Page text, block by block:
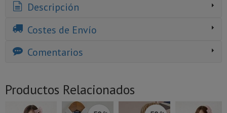
Descripción
Costes de Envío
Comentarios
Productos Relacionados